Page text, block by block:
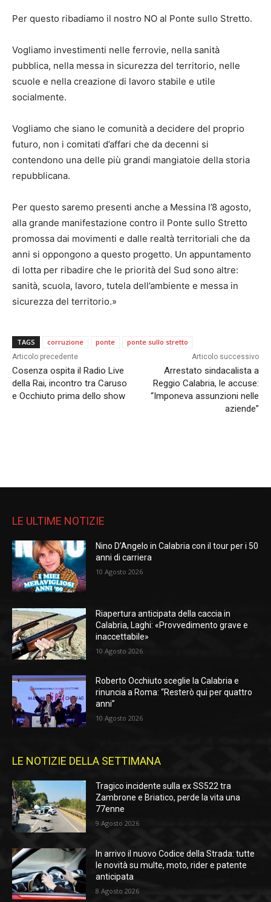
Per questo ribadiamo il nostro NO al Ponte sullo Stretto.
Vogliamo investimenti nelle ferrovie, nella sanità
pubblica, nella messa in sicurezza del territorio, nelle
scuole e nella creazione di lavoro stabile e utile
socialmente.
Vogliamo che siano le comunità a decidere del proprio
futuro, non i comitati d’affari che da decenni si
contendono una delle più grandi mangiatoie della storia
repubblicana.
Per questo saremo presenti anche a Messina l’8 agosto,
alla grande manifestazione contro il Ponte sullo Stretto
promossa dai movimenti e dalle realtà territoriali che da
anni si oppongono a questo progetto. Un appuntamento
di lotta per ribadire che le priorità del Sud sono altre:
sanità, scuola, lavoro, tutela dell’ambiente e messa in
sicurezza del territorio.»
TAGS corruzione ponte ponte sullo stretto
Articolo precedente
Cosenza ospita il Radio Live
della Rai, incontro tra Caruso
e Occhiuto prima dello show
Articolo successivo
Arrestato sindacalista a
Reggio Calabria, le accuse:
“Imponeva assunzioni nelle
aziende”
LE ULTIME NOTIZIE
Nino D’Angelo in Calabria con il tour per i 50
anni di carriera
10 Agosto 2026
Riapertura anticipata della caccia in
Calabria, Laghi: «Provvedimento grave e
inaccettabile»
10 Agosto 2026
Roberto Occhiuto sceglie la Calabria e
rinuncia a Roma: “Resterò qui per quattro
anni”
10 Agosto 2026
LE NOTIZIE DELLA SETTIMANA
Tragico incidente sulla ex SS522 tra
Zambrone e Briatico, perde la vita una
77enne
9 Agosto 2026
In arrivo il nuovo Codice della Strada: tutte
le novità su multe, moto, rider e patente
anticipata
8 Agosto 2026